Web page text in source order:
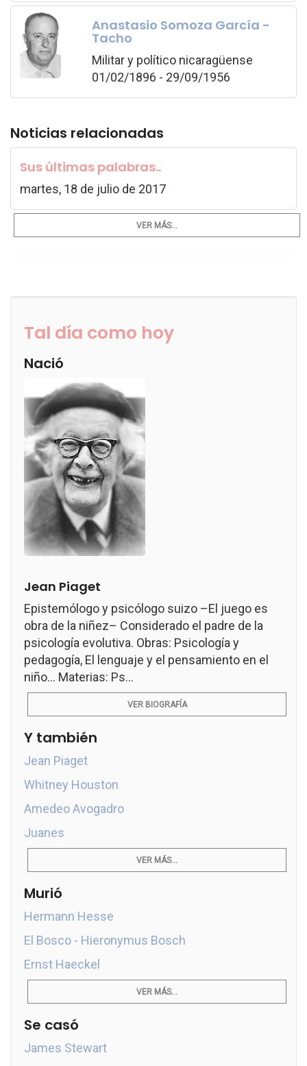
Anastasio Somoza García -
Tacho
Militar y político nicaragüense
01/02/1896 - 29/09/1956
Noticias relacionadas
Sus últimas palabras..
martes, 18 de julio de 2017
VER MÁS...
Tal día como hoy
Nació
Jean Piaget
Epistemólogo y psicólogo suizo –El juego es
obra de la niñez– Considerado el padre de la
psicología evolutiva. Obras: Psicología y
pedagogía, El lenguaje y el pensamiento en el
niño... Materias: Ps...
VER BIOGRAFÍA
Y también
Jean Piaget
Whitney Houston
Amedeo Avogadro
Juanes
VER MÁS...
Murió
Hermann Hesse
El Bosco - Hieronymus Bosch
Ernst Haeckel
VER MÁS...
Se casó
James Stewart